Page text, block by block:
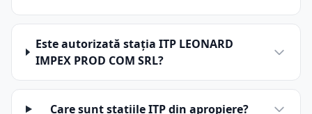
Este autorizată stația ITP LEONARD
IMPEX PROD COM SRL?
Care sunt stațiile ITP din apropiere?